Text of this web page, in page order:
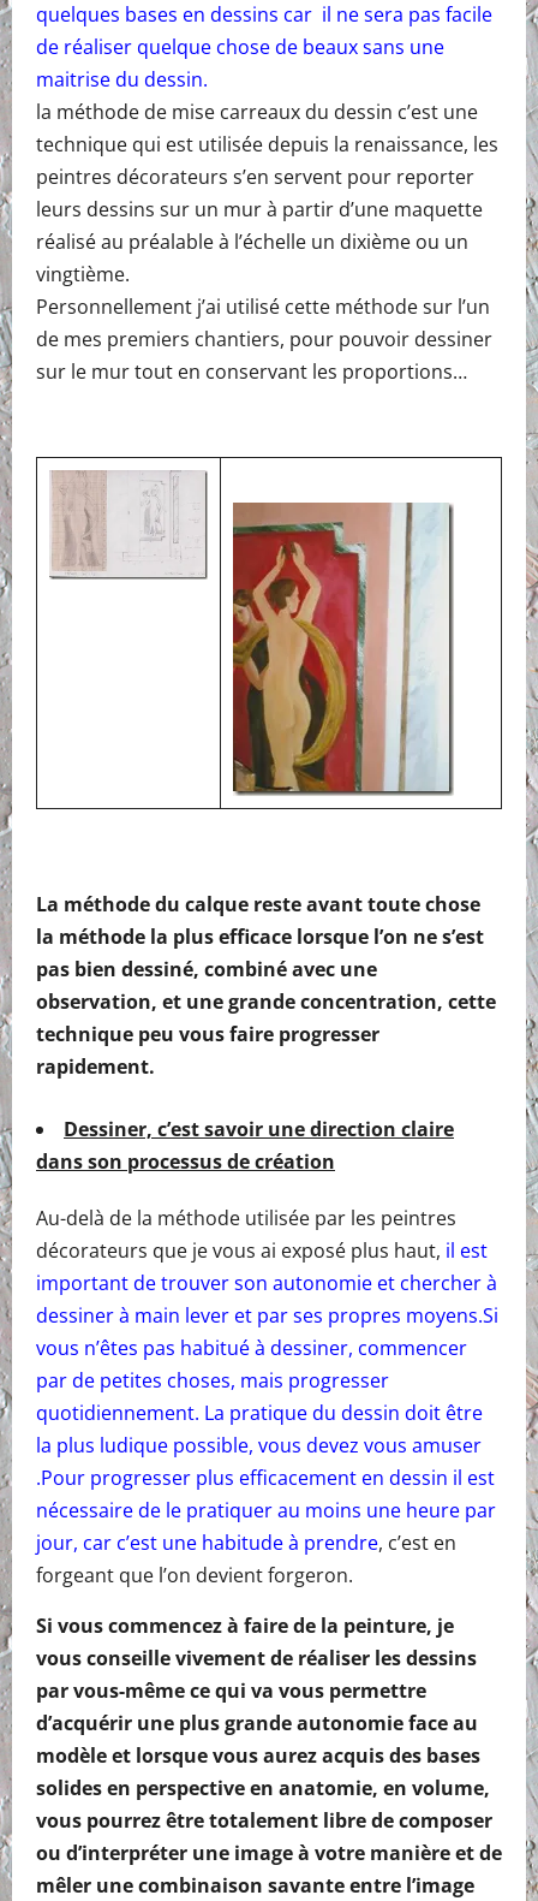
quelques bases en dessins car il ne sera pas facile
de réaliser quelque chose de beaux sans une
maitrise du dessin.
la méthode de mise carreaux du dessin c’est une
technique qui est utilisée depuis la renaissance, les
peintres décorateurs s’en servent pour reporter
leurs dessins sur un mur à partir d’une maquette
réalisé au préalable à l’échelle un dixième ou un
vingtième.
Personnellement j’ai utilisé cette méthode sur l’un
de mes premiers chantiers, pour pouvoir dessiner
sur le mur tout en conservant les proportions…
La méthode du calque reste avant toute chose
la méthode la plus efficace lorsque l’on ne s’est
pas bien dessiné, combiné avec une
observation, et une grande concentration, cette
technique peu vous faire progresser
rapidement.
Dessiner, c’est savoir une direction claire
dans son processus de création
Au-delà de la méthode utilisée par les peintres
décorateurs que je vous ai exposé plus haut, il est
important de trouver son autonomie et chercher à
dessiner à main lever et par ses propres moyens.Si
vous n’êtes pas habitué à dessiner, commencer
par de petites choses, mais progresser
quotidiennement. La pratique du dessin doit être
la plus ludique possible, vous devez vous amuser
.Pour progresser plus efficacement en dessin il est
nécessaire de le pratiquer au moins une heure par
jour, car c’est une habitude à prendre, c’est en
forgeant que l’on devient forgeron.
Si vous commencez à faire de la peinture, je
vous conseille vivement de réaliser les dessins
par vous-même ce qui va vous permettre
d’acquérir une plus grande autonomie face au
modèle et lorsque vous aurez acquis des bases
solides en perspective en anatomie, en volume,
vous pourrez être totalement libre de composer
ou d’interpréter une image à votre manière et de
mêler une combinaison savante entre l’image